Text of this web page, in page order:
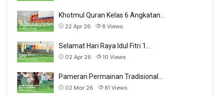
Khotmul Quran Kelas 6 Angkatan…
22 Apr 26
8 Views
Selamat Hari Raya Idul Fitri 1…
02 Apr 26
10 Views
Pameran Permainan Tradisional…
02 Mar 26
81 Views